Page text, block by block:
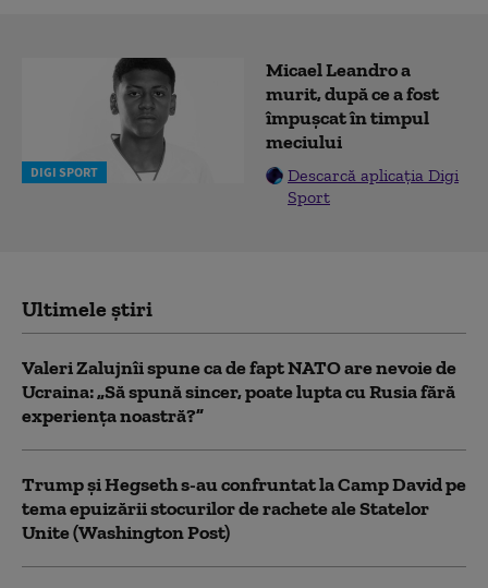
DIGI SPORT
Micael Leandro a
murit, după ce a fost
împușcat în timpul
meciului
Descarcă aplicația Digi
Sport
Ultimele știri
Valeri Zalujnîi spune ca de fapt NATO are nevoie de
Ucraina: „Să spună sincer, poate lupta cu Rusia fără
experiența noastră?”
Trump şi Hegseth s-au confruntat la Camp David pe
tema epuizării stocurilor de rachete ale Statelor
Unite (Washington Post)